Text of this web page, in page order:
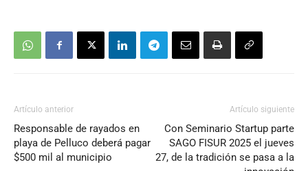
Artículo anterior
Responsable de rayados en
playa de Pelluco deberá pagar
$500 mil al municipio
Artículo siguiente
Con Seminario Startup parte
SAGO FISUR 2025 el jueves
27, de la tradición se pasa a la